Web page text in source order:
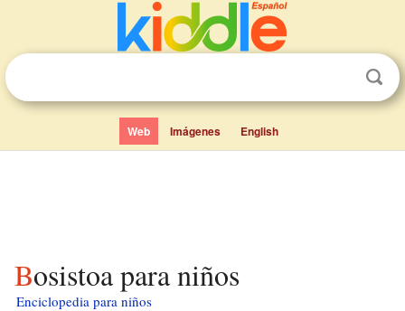
Web Imágenes English
Bosistoa para niños
Enciclopedia para niños